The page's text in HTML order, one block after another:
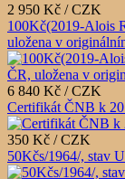
2 950 Kč / CZK
100Kč(2019-Alois
uložena v
6 840 Kč / CZK
Certifikát ČNB k
350 Kč / CZK
50Kčs/1964/, stav